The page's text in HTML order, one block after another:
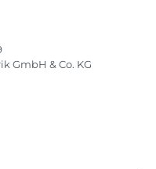
GmbH & Co. KG